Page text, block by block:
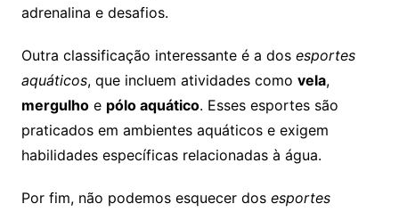
adrenalina e desafios.
Outra classificação interessante é a dos esportes
aquáticos, que incluem atividades como vela,
mergulhoe pólo aquático. Esses esportes são
praticados em ambientes aquáticos e exigem
habilidades específicas relacionadas à água.
Por fim, não podemos esquecer dos esportes